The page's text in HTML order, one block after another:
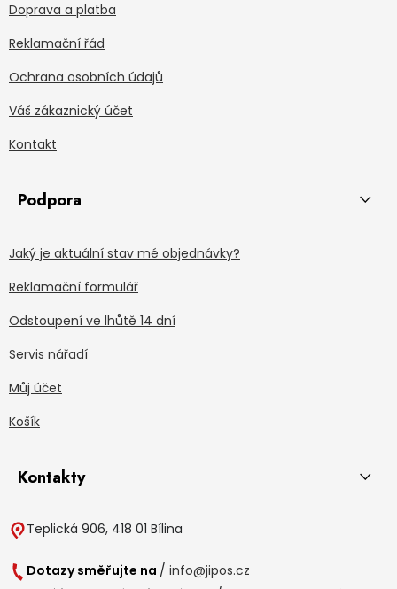
Doprava a platba
Reklamační řád
Ochrana osobních údajů
Váš zákaznický účet
Kontakt
Podpora
Jaký je aktuální stav mé objednávky?
Reklamační formulář
Odstoupení ve lhůtě 14 dní
Servis nářadí
Můj účet
Košík
Kontakty
Teplická 906, 418 01 Bílina
Dotazy směřujte na / info@jipos.cz